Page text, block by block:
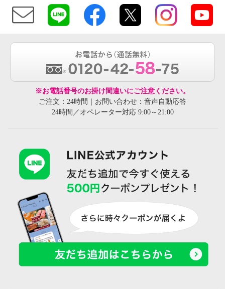
※お電話番号のお掛け間違いにご注意ください。
ご注文：24時間｜お問い合わせ：音声自動応答
24時間／オペレーター対応 9:00～21:00